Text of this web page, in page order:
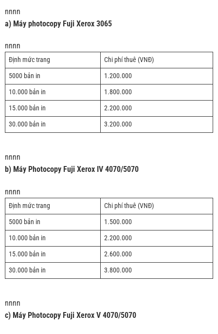
nnnn
a) Máy photocopy Fuji Xerox 3065
nnnn
Định mức trang
Chi phí thuê (VNĐ)
5000 bản in
1.200.000
10.000 bản in
1.800.000
15.000 bản in
2.200.000
30.000 bản in
3.200.000
nnnn
b) Máy Photocopy Fuji Xerox IV 4070/5070
nnnn
Định mức trang
Chi phí thuê (VNĐ)
5000 bản in
1.500.000
10.000 bản in
2.200.000
15.000 bản in
2.600.000
30.000 bản in
3.800.000
nnnn
c) Máy Photocopy Fuji Xerox V 4070/5070